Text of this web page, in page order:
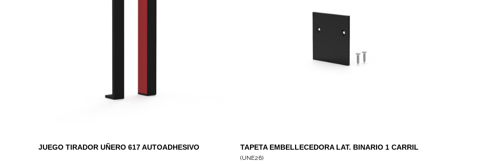
JUEGO TIRADOR UÑERO 617 AUTOADHESIVO
TAPETA EMBELLECEDORA LAT. BINARIO 1 CARRIL
(UNE26)